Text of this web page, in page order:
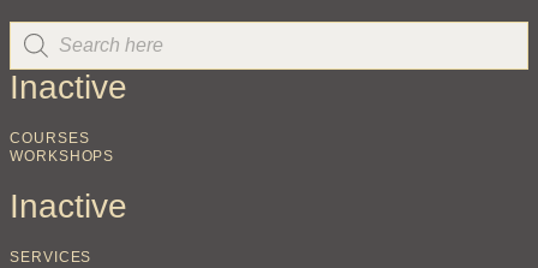
Inactive
COURSES
WORKSHOPS
Inactive
SERVICES